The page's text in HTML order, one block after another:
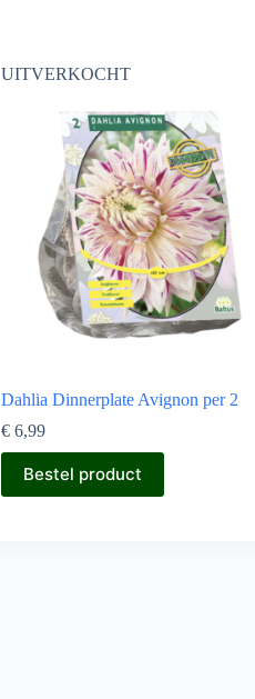
UITVERKOCHT
Dahlia Dinnerplate Avignon per 2
€6,99
Bestel product